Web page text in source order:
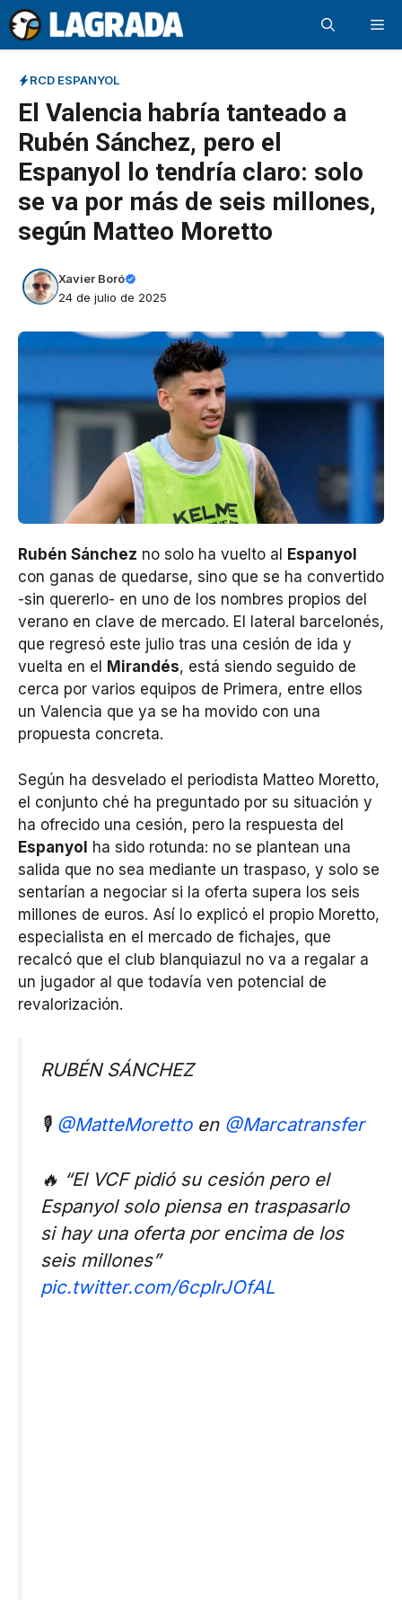
Saltar
al
contenido
RCD ESPANYOL
El Valencia habría tanteado a
Rubén Sánchez, pero el
Espanyol lo tendría claro: solo
se va por más de seis millones,
según Matteo Moretto
Xavier Boró
24 de julio de 2025
Rubén Sánchez no solo ha vuelto al
Espanyol
con ganas de quedarse, sino que se ha convertido
-sin quererlo- en uno de los nombres propios del
verano en clave de mercado. El lateral barcelonés,
que regresó este julio tras una cesión de ida y
vuelta en el
Mirandés, está siendo seguido de
cerca por varios equipos de Primera, entre ellos
un Valencia que ya se ha movido con una
propuesta concreta.
Según ha desvelado el periodista Matteo Moretto,
el conjunto ché ha preguntado por su situación y
ha ofrecido una cesión, pero la respuesta del
Espanyol ha sido rotunda: no se plantean una
salida que no sea mediante un traspaso, y solo se
sentarían a negociar si la oferta supera los seis
millones de euros. Así lo explicó el propio Moretto,
especialista en el mercado de fichajes, que
recalcó que el club blanquiazul no va a regalar a
un jugador al que todavía ven potencial de
revalorización.
RUBÉN SÁNCHEZ
🎙️ @MatteMorettoen @Marcatransfer
🔥 “El VCF pidió su cesión pero el
Espanyol solo piensa en traspasarlo
si hay una oferta por encima de los
seis millones”
pic.twitter.com/6cpIrJOfAL